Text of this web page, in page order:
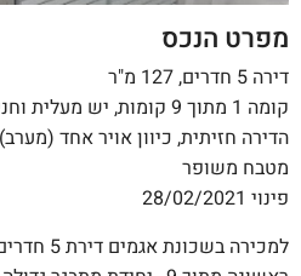
מפרט הנכס
דירה 5 חדרים, 127 מ"ר
קומה 1 מתוך 9 קומות, יש מעלית וחניה
הדירה חזיתית, כיוון אויר אחד (מערב)
מטבח משופר
פינוי 28/02/2021
למכירה